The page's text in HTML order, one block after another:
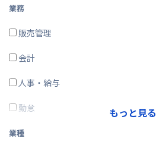
業務
販売管理
会計
人事・給与
勤怠
経費精算
もっと見る
業種